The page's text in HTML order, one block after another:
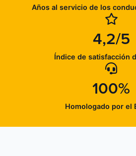
Años al servicio de los
4,2/5
Índice de satisfacción
100%
Homologado por el